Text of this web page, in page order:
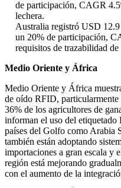
de participación, CAGR
lechera.
Australia registró USD
un 20% de participación,
requisitos de trazabilidad
Medio Oriente y África
Medio Oriente y África
de oído RFID, particularmente
36% de los agricultores de
informan el uso del
países del Golfo como Arabia
también están adoptando
importaciones a gran escala y
región está mejorando
con el aumento de la